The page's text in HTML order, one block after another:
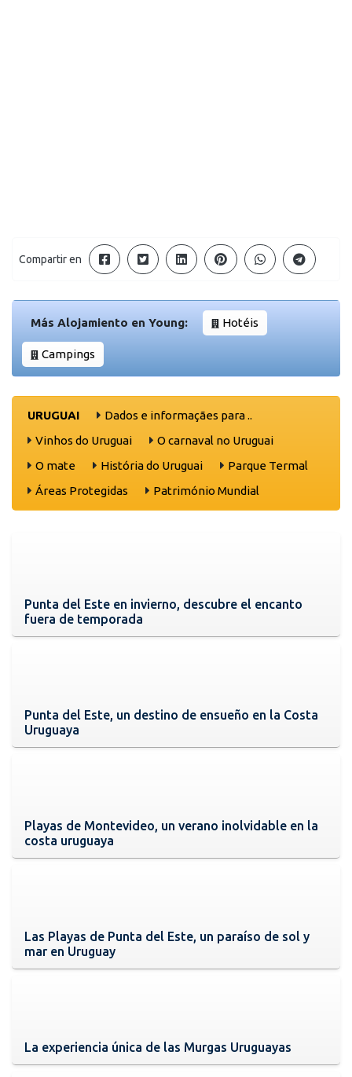
Compartir en
Más Alojamiento en Young: Hotéis
Campings
URUGUAI
Dados e informaçães para ..
Vinhos do Uruguai
O carnaval no Uruguai
O mate
História do Uruguai
Parque Termal
Áreas Protegidas
Património Mundial
Punta del Este en invierno, descubre el encanto
fuera de temporada
Punta del Este, un destino de ensueño en la Costa
Uruguaya
Playas de Montevideo, un verano inolvidable en la
costa uruguaya
Las Playas de Punta del Este, un paraíso de sol y
mar en Uruguay
La experiencia única de las Murgas Uruguayas